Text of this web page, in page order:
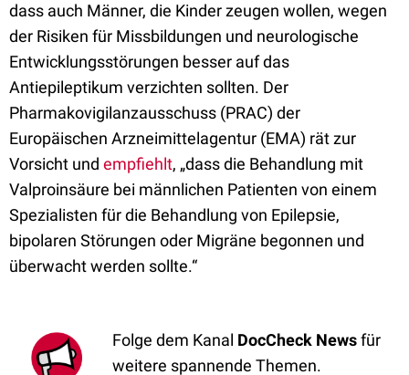
dass auch Männer, die Kinder zeugen wollen, wegen
der Risiken für Missbildungen und neurologische
Entwicklungsstörungen besser auf das
Antiepileptikum verzichten sollten. Der
Pharmakovigilanzausschuss (PRAC) der
Europäischen Arzneimittelagentur (EMA) rät zur
Vorsicht und empfiehlt, „dass die Behandlung mit
Valproinsäure bei männlichen Patienten von einem
Spezialisten für die Behandlung von Epilepsie,
bipolaren Störungen oder Migräne begonnen und
überwacht werden sollte.“
Folge dem Kanal DocCheck Newsfür
weitere spannende Themen.